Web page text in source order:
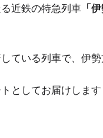
近鉄の特急列車 「
ている列車で、伊
としてお届けします